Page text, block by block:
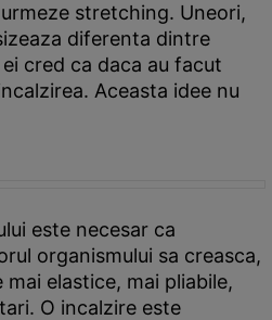
stretching. Uneori,
diferenta dintre
cred ca daca au facut
Aceasta idee nu
este necesar ca
organismului sa creasca,
elastice, mai pliabile,
O incalzire este